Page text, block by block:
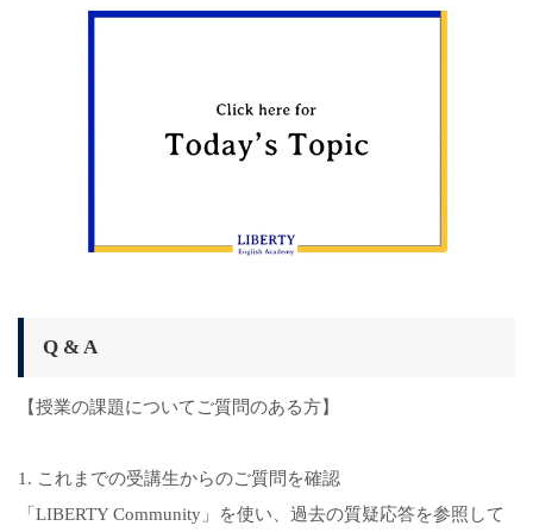
Q & A
【授業の課題についてご質問のある方】
1. これまでの受講生からのご質問を確認
「LIBERTY Community」を使い、過去の質疑応答を参照して